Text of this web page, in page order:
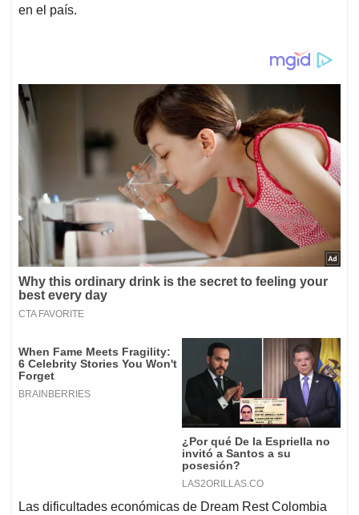
en el país.
Las dificultades económicas de Dream Rest Colombia